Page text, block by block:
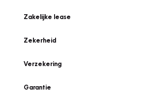
Zakelijke lease
Zekerheid
Verzekering
Garantie